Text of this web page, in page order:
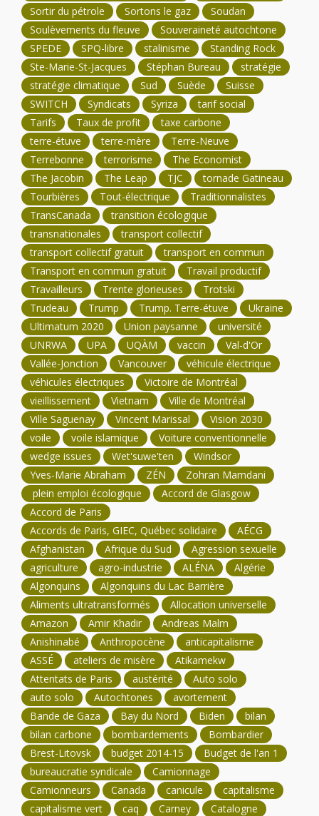
Sortir du pétrole
Sortons le gaz
Soudan
Soulèvements du fleuve
Souveraineté autochtone
SPEDE
SPQ-libre stalinisme
Standing Rock
Ste-Marie-St-Jacques
Stéphan Bureau
stratégie
stratégie climatique
Sud Suède
Suisse
SWITCH
Syndicats Syriza
tarif social
Tarifs
Taux de profit
taxe carbone
terre-étuve
terre-mère
Terre-Neuve
Terrebonne
terrorisme
The Economist
The Jacobin
The Leap TJC
tornade Gatineau
Tourbières
Tout-électrique
Traditionnalistes
TransCanada
transition écologique
transnationales
transport collectif
transport collectif gratuit
transport en commun
Transport en commun gratuit
Travail productif
Travailleurs
Trente glorieuses
Trotski
Trudeau
Trump Trump. Terre-étuve
Ukraine
Ultimatum 2020
Union paysanne
université
UNRWA
UPA UQÀM vaccin
Val-d'Or
Vallée-Jonction
Vancouver
véhicule électrique
véhicules électriques
Victoire de Montréal
vieillissement
Vietnam
Ville de Montréal
Ville Saguenay
Vincent Marissal
Vision 2030
voile
voile islamique
Voiture conventionnelle
wedge issues
Wet'suwe'ten
Windsor
Yves-Marie Abraham
ZÉN
Zohran Mamdani
plein emploi écologique
Accord de Glasgow
Accord de Paris
Accords de Paris, GIEC, Québec solidaire
AÉCG
Afghanistan
Afrique du Sud
Agression sexuelle
agriculture
agro-industrie ALÉNA
Algérie
Algonquins
Algonquins du Lac Barrière
Aliments ultratransformés
Allocation universelle
Amazon
Amir Khadir
Andreas Malm
Anishinabé
Anthropocène
anticapitalisme
ASSÉ
ateliers de misère
Atikamekw
Attentats de Paris
austérité
Auto solo
auto solo
Autochtones
avortement
Bande de Gaza
Bay du Nord Biden
bilan
bilan carbone
bombardements
Bombardier
Brest-Litovsk
budget 2014-15
Budget de l'an 1
bureaucratie syndicale
Camionnage
Camionneurs
Canada canicule
capitalisme
capitalisme vert
caq Carney
Catalogne